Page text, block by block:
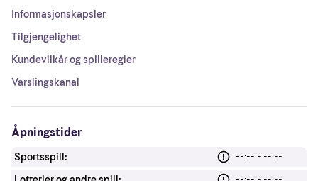
Informasjonskapsler
Tilgjengelighet
Kundevilkår og spilleregler
Varslingskanal
Åpningstider
Sportsspill:
--:-- - --:--